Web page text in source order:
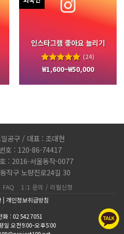
인스타그램 좋아요 늘리기
5 중에서
4.83
평가됨
(24)
₩1,600~₩50,000
공구 / 대표 : 조대현
호 : 120-86-74417
: 2016-서울동작-0077
작구 노량진로24길 30
FAQ 1:1 문의 / 리필신청
| 개인정보취급방침
화 : 02 542 7051
일 오전9:00~오후5:00